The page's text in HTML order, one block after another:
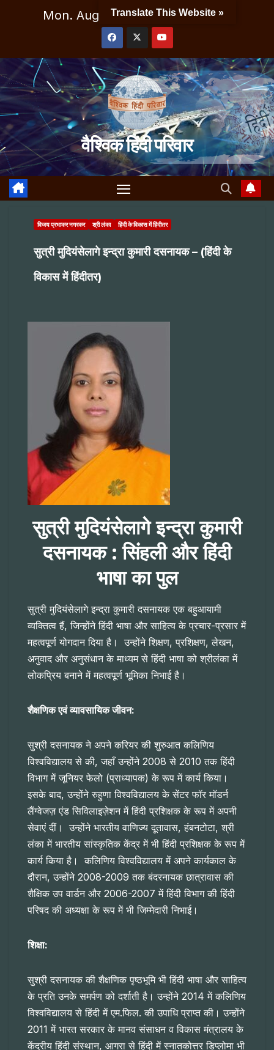
Mon. Aug 10th, 2026 9:36:12 AM
वैश्विक हिंदी परिवार
विजय प्रभाकर नगरकर श्री लंका हिंदी के विकास में हिंदीतर
सुत्री मुदियंसेलागे इन्द्रा कुमारी दसनायक – (हिंदी के
विकास में हिंदीतर)
सुत्री मुदियंसेलागे इन्द्रा कुमारी
दसनायक : सिंहली और हिंदी
भाषा का पुल
सुत्री मुदियंसेलागे इन्द्रा कुमारी दसनायक एक बहुआयामी
व्यक्तित्व हैं, जिन्होंने हिंदी भाषा और साहित्य के प्रचार-प्रसार में
महत्वपूर्ण योगदान दिया है। उन्होंने शिक्षण, प्रशिक्षण, लेखन,
अनुवाद और अनुसंधान के माध्यम से हिंदी भाषा को श्रीलंका में
लोकप्रिय बनाने में महत्वपूर्ण भूमिका निभाई है।
शैक्षणिक एवं व्यावसायिक जीवन:
सुश्री दसनायक ने अपने करियर की शुरुआत कलिणिय
विश्वविद्यालय से की, जहाँ उन्होंने 2008 से 2010 तक हिंदी
विभाग में जूनियर फेलो (प्राध्यापक) के रूप में कार्य किया।
इसके बाद, उन्होंने रुहुणा विश्वविद्यालय के सेंटर फॉर मॉडर्न
लैंग्वेजज़ एंड सिविलाइज़ेशन में हिंदी प्रशिक्षक के रूप में अपनी
सेवाएं दीं। उन्होंने भारतीय वाणिज्य दूतावास, हंबनटोटा, श्री
लंका में भारतीय सांस्कृतिक केंद्र में भी हिंदी प्रशिक्षक के रूप में
कार्य किया है। कलिणिय विश्वविद्यालय में अपने कार्यकाल के
दौरान, उन्होंने 2008-2009 तक बंदरनायक छात्रावास की
शैक्षिक उप वार्डन और 2006-2007 में हिंदी विभाग की हिंदी
परिषद की अध्यक्षा के रूप में भी जिम्मेदारी निभाई।
शिक्षा:
सुश्री दसनायक की शैक्षणिक पृष्ठभूमि भी हिंदी भाषा और साहित्य
के प्रति उनके समर्पण को दर्शाती है। उन्होंने 2014 में कलिणिय
विश्वविद्यालय से हिंदी में एम.फिल. की उपाधि प्राप्त की। उन्होंने
2011 में भारत सरकार के मानव संसाधन व विकास मंत्रालय के
केंद्रीय हिंदी संस्थान, आगरा से हिंदी में स्नातकोत्तर डिप्लोमा भी
Translate This Website »